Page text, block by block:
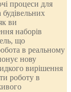
процеси для
ви
наборів
що
в реальному
нову
вирішення
роботу в